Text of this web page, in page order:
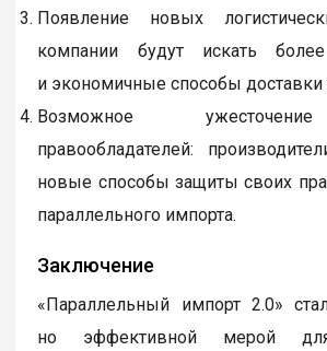
Появление новых
компании будут искать
и экономичные способы доставки
Возможное
правообладателей:
новые способы защиты своих
параллельного импорта.
Заключение
«Параллельный импорт 2.0»
но эффективной мерой для